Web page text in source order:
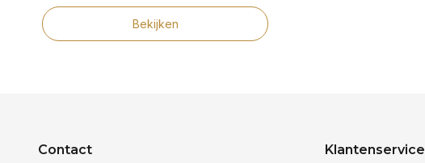
Bekijken
Contact Klantenservice